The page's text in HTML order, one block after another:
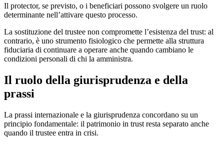
Il protector, se previsto, o i beneficiari possono svolgere un ruolo
determinante nell’attivare questo processo.
La sostituzione del trustee non compromette l’esistenza del trust: al
contrario, è uno strumento fisiologico che permette alla struttura
fiduciaria di continuare a operare anche quando cambiano le
condizioni personali di chi la amministra.
Il ruolo della giurisprudenza e della
prassi
La prassi internazionale e la giurisprudenza concordano su un
principio fondamentale: il patrimonio in trust resta separato anche
quando il trustee entra in crisi.